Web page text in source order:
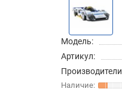
Модель:
Артикул:
Производители